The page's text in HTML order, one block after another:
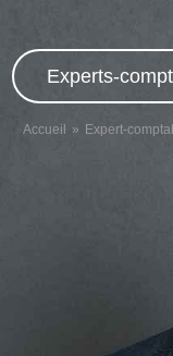
Experts-
Accueil Expert-